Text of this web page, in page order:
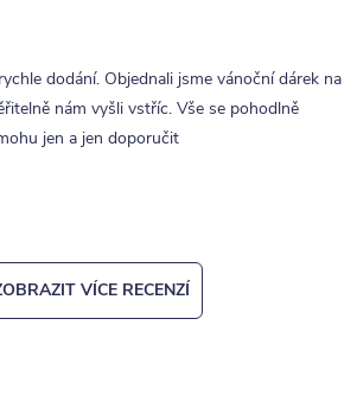
dodání. Objednali jsme vánoční dárek na
nám vyšli vstříc. Vše se pohodlně
jen a jen doporučit
VÍCE RECENZÍ